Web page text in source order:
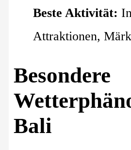
Beste Aktivität:
Attraktionen,
Besondere
Bali